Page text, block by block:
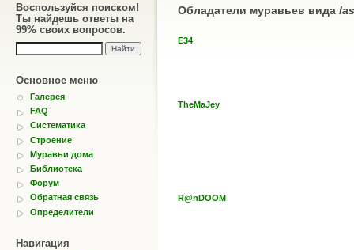
Воспользуйся поиском!
Ты найдешь ответы на
99% своих вопросов.
Основное меню
Галерея
FAQ
Систематика
Строение
Муравьи дома
Библиотека
Форум
Обратная связь
Определители
Навигация
Обладатели муравьев вида
E34
TheMaJey
R@nDOOM